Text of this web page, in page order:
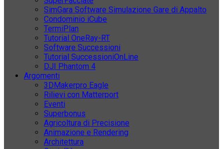
SimGara Software Simulazione Gare di Appalto
Condominio iCube
TermiPlan
Tutorial OneRay-RT
Software Successioni
Tutorial SuccessioniOnLine
DJI Phantom 4
Argomenti
3DMakerpro Eagle
Rilievi con Matterport
Eventi
Superbonus
Agricoltura di Precisione
Animazione e Rendering
Architettura